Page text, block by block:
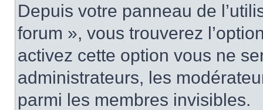
Depuis votre panneau de
forum », vous trouverez
activez cette option vous ne
administrateurs, les
parmi les membres invisibles.